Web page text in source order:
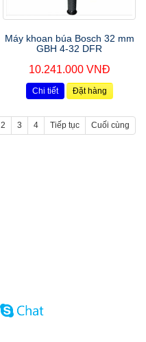
Máy khoan búa Bosch 32 mm
GBH 4-32 DFR
10.241.000 VNĐ
Chi tiết Đặt hàng
2 3 4 Tiếp tục Cuối cùng